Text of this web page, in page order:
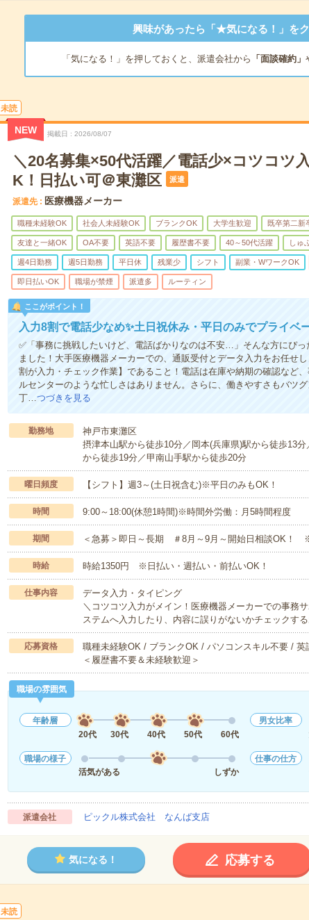
興味があったら「★気になる！」をク
「気になる！」を押しておくと、派遣会社から 「面談確約」
未読
NEW 掲載日 2026/08/07
＼20名募集×50代活躍／電話少×コツコツ
K！日払い可＠東灘区
派遣
派遣先 医療機器メーカー
職種未経験OK 社会人未経験OK ブランクOK 大学生歓迎 既卒第二新
友達と一緒OK OA不要 英語不要 履歴書不要 40～50代活躍 しゅ
週4日勤務 週5日勤務 平日休 残業少 シフト 副業・WワークOK
即日払いOK 職場が禁煙 派遣多 ルーティン
ここがポイント！
入力8割で電話少なめ✨土日祝休み・平日のみでプライベ
✅「事務に挑戦したいけど、電話ばかりなのは不安…」そんな方にぴ
ました！大手医療機器メーカーでの、通販受付とデータ入力をお任せ
割が入力・チェック作業】であること！電話は在庫や納期の確認など
ルセンターのような忙しさはありません。さらに、働きやすさもバツ
丁…つづきを見る
勤務地
神戸市東灘区
摂津本山駅から徒歩10分／岡本(兵庫県)駅から徒歩13
から徒歩19分／甲南山手駅から徒歩20分
曜日頻度 【シフト】週3～(土日祝含む)※平日のみもOK！
時間 9:00～18:00(休憩1時間)※時間外労働：月5時間程度
期間 ＜急募＞即日～長期 ＃8月～9月～開始日相談OK！ ※
時給 時給1350円 ※日払い・週払い・前払いOK！
仕事内容
データ入力・タイピング
＼コツコツ入力がメイン！医療機器メーカーでの事務
ステムへ入力したり、内容に誤りがないかチェックす
応募資格
職種未経験OK / ブランクOK / パソコンスキル不要 / 英
＜履歴書不要＆未経験歓迎＞
職場の雰囲気
年齢層
20代
30代 40代 50代 60代
男女比率
職場の様子
活気がある
しずか
仕事の仕方
派遣会社 ピックル株式会社 なんば支店
気になる！ 応募する
未読